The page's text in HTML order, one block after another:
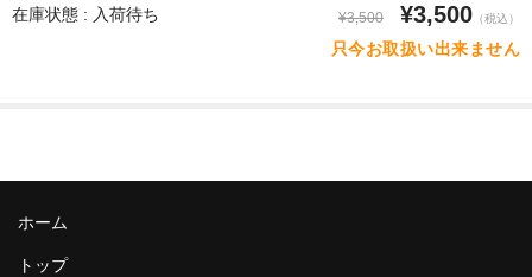
在庫状態 : 入荷待ち ¥3,500 ¥3,500 （税込）
只今お取扱い出来ません
ホーム
トップ